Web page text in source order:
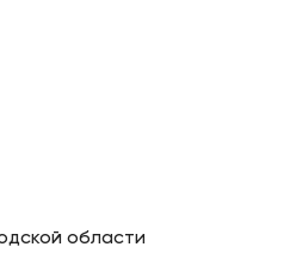
области